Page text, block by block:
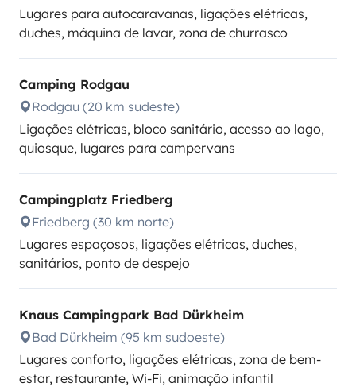
Lugares para autocaravanas, ligações elétricas,
duches, máquina de lavar, zona de churrasco
Camping Rodgau
Rodgau (20 km sudeste)
Ligações elétricas, bloco sanitário, acesso ao lago,
quiosque, lugares para campervans
Campingplatz Friedberg
Friedberg (30 km norte)
Lugares espaçosos, ligações elétricas, duches,
sanitários, ponto de despejo
Knaus Campingpark Bad Dürkheim
Bad Dürkheim (95 km sudoeste)
Lugares conforto, ligações elétricas, zona de bem-
estar, restaurante, Wi-Fi, animação infantil